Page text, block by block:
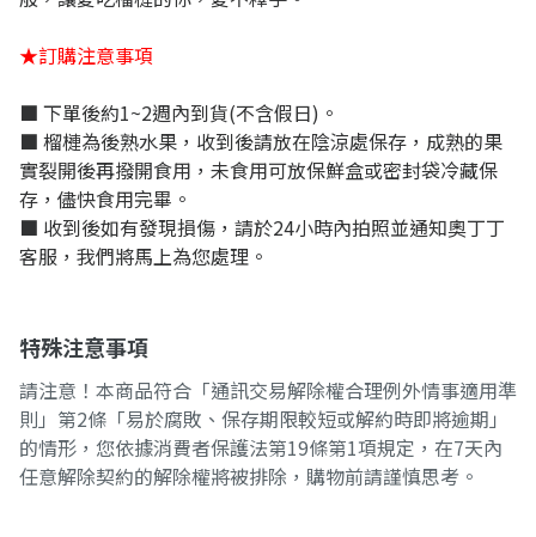
★訂購注意事項
■ 下單後約1~2週內到貨(不含假日)。
■ 榴槤為後熟水果，收到後請放在陰涼處保存，成熟的果
實裂開後再撥開食用，未食用可放保鮮盒或密封袋冷藏保
存，儘快食用完畢。
■ 收到後如有發現損傷，請於24小時內拍照並通知奧丁丁
客服，我們將馬上為您處理。
特殊注意事項
請注意！本商品符合「通訊交易解除權合理例外情事適用準
則」第2條「易於腐敗、保存期限較短或解約時即將逾期」
的情形，您依據消費者保護法第19條第1項規定，在7天內
任意解除契約的解除權將被排除，購物前請謹慎思考。